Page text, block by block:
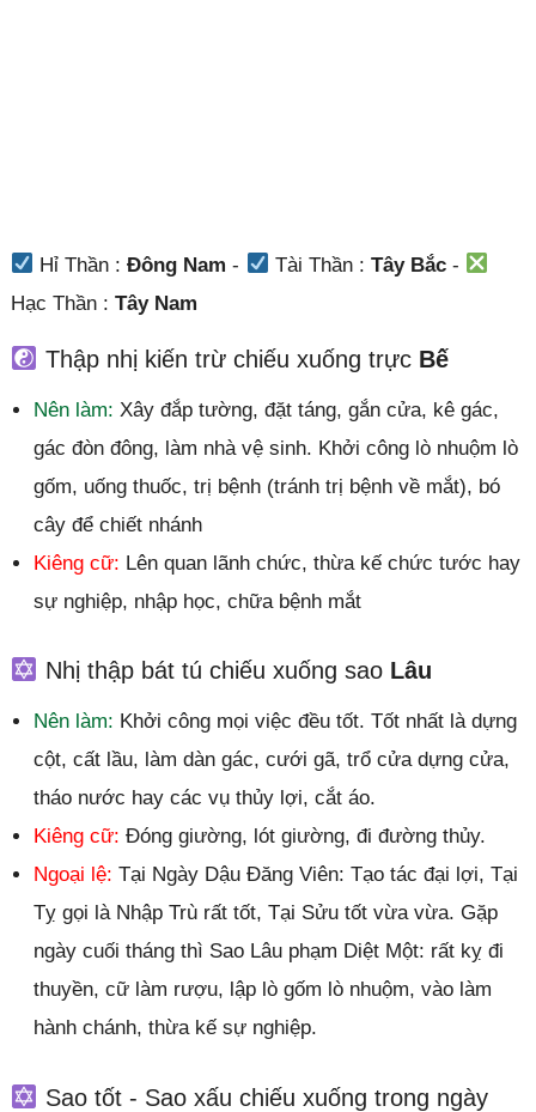
Hỉ Thần :Đông Nam - Tài Thần : Tây Bắc-
Hạc Thần : Tây Nam
Thập nhị kiến trừ chiếu xuống trực Bế
Nên làm: Xây đắp tường, đặt táng, gắn cửa, kê gác,
gác đòn đông, làm nhà vệ sinh. Khởi công lò nhuộm lò
gốm, uống thuốc, trị bệnh (tránh trị bệnh về mắt), bó
cây để chiết nhánh
Kiêng cữ: Lên quan lãnh chức, thừa kế chức tước hay
sự nghiệp, nhập học, chữa bệnh mắt
Nhị thập bát tú chiếu xuống sao Lâu
Nên làm: Khởi công mọi việc đều tốt. Tốt nhất là dựng
cột, cất lầu, làm dàn gác, cưới gã, trổ cửa dựng cửa,
tháo nước hay các vụ thủy lợi, cắt áo.
Kiêng cữ: Đóng giường, lót giường, đi đường thủy.
Ngoại lệ: Tại Ngày Dậu Đăng Viên: Tạo tác đại lợi, Tại
Tỵ gọi là Nhập Trù rất tốt, Tại Sửu tốt vừa vừa. Gặp
ngày cuối tháng thì Sao Lâu phạm Diệt Một: rất kỵ đi
thuyền, cữ làm rượu, lập lò gốm lò nhuộm, vào làm
hành chánh, thừa kế sự nghiệp.
Sao tốt - Sao xấu chiếu xuống trong ngày